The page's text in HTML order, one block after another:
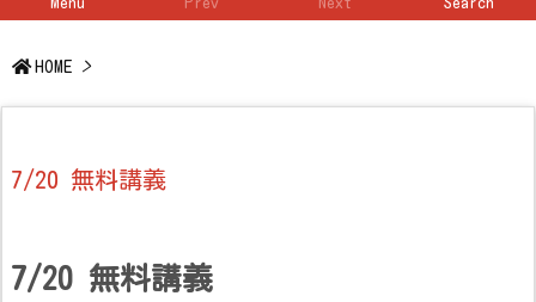
HOME >
7/20 無料講義
7/20 無料講義